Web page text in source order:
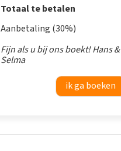
Totaal te betalen
Aanbetaling (30%)
Fijn als u bij ons boekt! Hans &
Selma
ik ga boeken